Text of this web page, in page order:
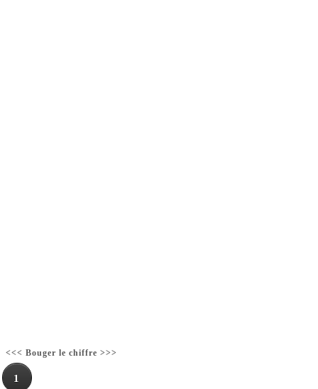
<<< Bouger le chiffre >>>
1